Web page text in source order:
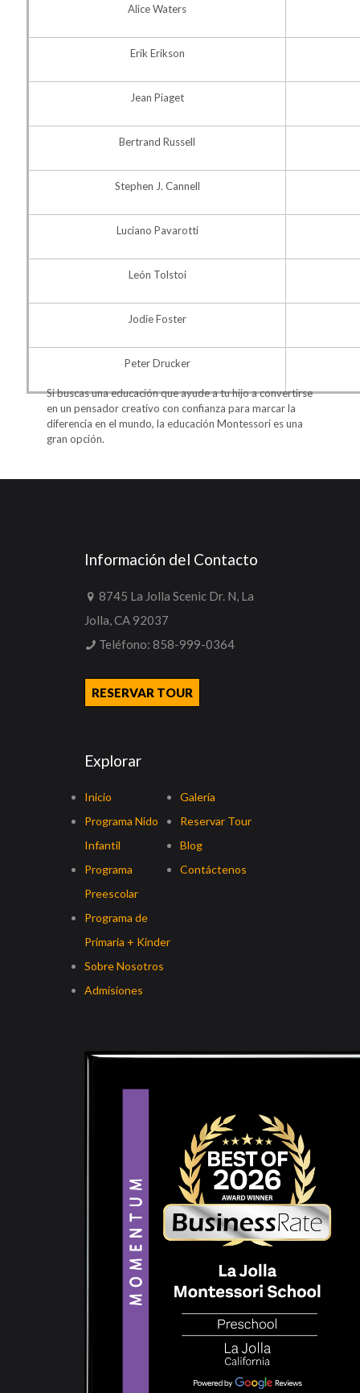
Alice Waters
Erik Erikson
Jean Piaget
Bertrand Russell
Stephen J. Cannell
Luciano Pavarotti
León Tolstoi
Jodie Foster
Peter Drucker
Si buscas una educación que ayude a tu hijo a convertirse
en un pensador creativo con confianza para marcar la
diferencia en el mundo, la educación Montessori es una
gran opción.
Información del Contacto
8745 La Jolla Scenic Dr. N, La
Jolla, CA 92037
Teléfono: 858-999-0364
RESERVAR TOUR
Explorar
Inicio
Programa Nido
Infantil
Programa
Preescolar
Programa de
Primaria + Kinder
Sobre Nosotros
Admisiones
Galería
Reservar Tour
Blog
Contáctenos